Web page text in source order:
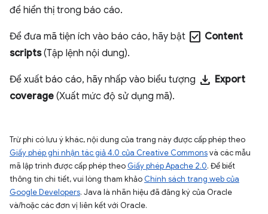
để hiển thị trong báo cáo.
Để đưa mã tiện ích vào báo cáo, hãy bật check_box Content
scripts(Tập lệnh nội dung).
Để xuất báo cáo, hãy nhấp vào biểu tượng download Export
coverage (Xuất mức độ sử dụng mã).
Trừ phi có lưu ý khác, nội dung của trang này được cấp phép theo
Giấy phép ghi nhận tác giả 4.0 của Creative Commonsvà các mẫu
mã lập trình được cấp phép theo Giấy phép Apache 2.0. Để biết
thông tin chi tiết, vui lòng tham khảo Chính sách trang web của
Google Developers. Java là nhãn hiệu đã đăng ký của Oracle
và/hoặc các đơn vị liên kết với Oracle.